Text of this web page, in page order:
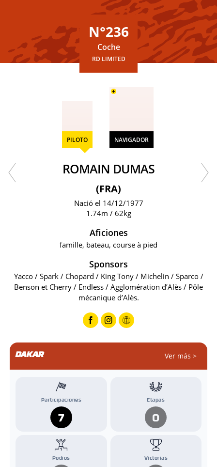
N°236
Coche
RD LIMITED
PILOTO NAVIGADOR
+
ROMAIN DUMAS
(FRA)
Nació el 14/12/1977
1.74m / 62kg
Aficiones
famille, bateau, course à pied
Sponsors
Yacco / Spark / Chopard / King Tony / Michelin / Sparco /
Benson et Cherry / Endless / Agglomération d’Alès / Pôle
mécanique d’Alès.
DAKAR Ver más >
Participaciones
7
Etapas
0
Podios Victorias